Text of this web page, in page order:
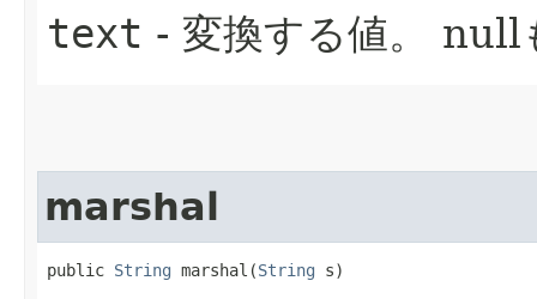
text - 変換する値。 null
marshal
public String marshal​(String s)